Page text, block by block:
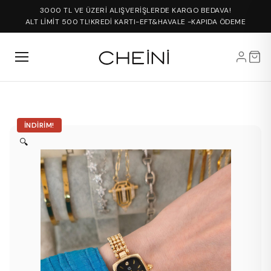
3000 TL VE ÜZERİ ALIŞVERİŞLERDE KARGO BEDAVA!
ALT LİMİT 500 TL!KREDİ KARTI-EFT&HAVALE -KAPIDA ÖDEME
İNDIRIM!
🔍